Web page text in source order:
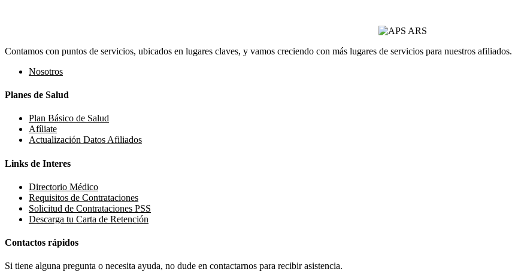
Contamos con puntos de servicios, ubicados en lugares claves, y vamos creciendo con más lugares de servicios para nuestros afiliados.
Nosotros
Planes de Salud
Plan Básico de Salud
Afíliate
Actualización Datos Afiliados
Links de Interes
Directorio Médico
Requisitos de Contrataciones
Solicitud de Contrataciones PSS
Descarga tu Carta de Retención
Contactos rápidos
Si tiene alguna pregunta o necesita ayuda, no dude en contactarnos para recibir asistencia.